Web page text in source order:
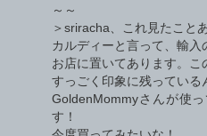
～～
＞sriracha、これ見たこと
カルディーと言って、輸入
お店に置いてあります。こ
すっごく印象に残っている
GoldenMommyさんが使
す！